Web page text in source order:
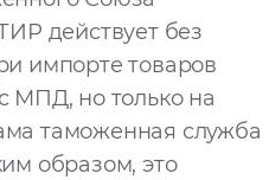
действует без
импорте товаров
МПД, но только на
таможенная служба
образом, это